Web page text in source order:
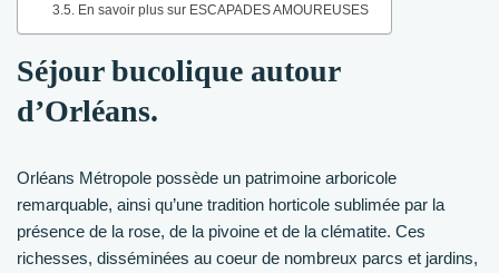
En savoir plus sur ESCAPADES AMOUREUSES
Séjour bucolique autour
d’Orléans.
Orléans Métropole possède un patrimoine arboricole
remarquable, ainsi qu’une tradition horticole sublimée par la
présence de la rose, de la pivoine et de la clématite. Ces
richesses, disséminées au coeur de nombreux parcs et jardins,